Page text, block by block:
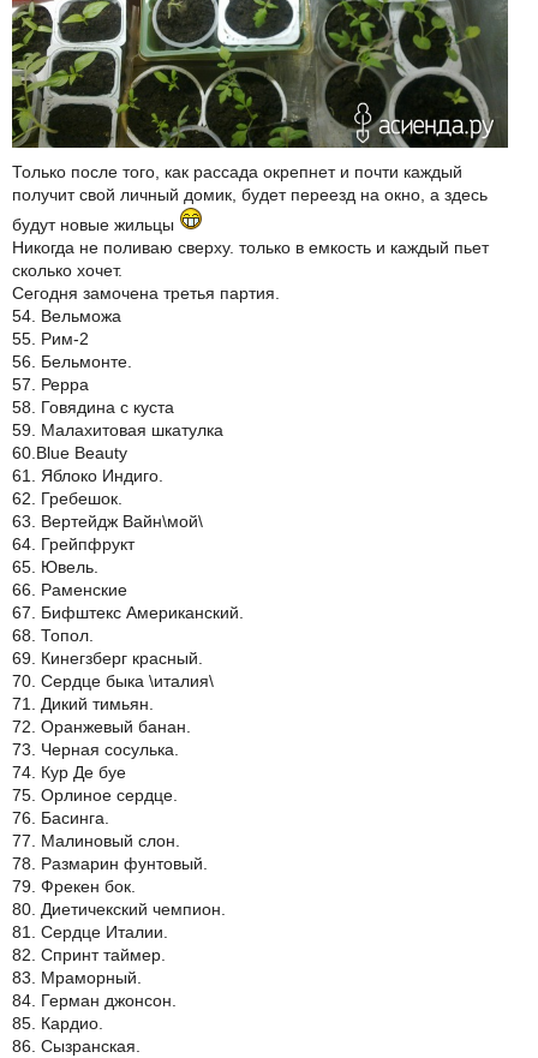
Только после того, как рассада окрепнет и почти каждый
получит свой личный домик, будет переезд на окно, а здесь
будут новые жильцы
Никогда не поливаю сверху. только в емкость и каждый пьет
сколько хочет.
Сегодня замочена третья партия.
54. Вельможа
55. Рим-2
56. Бельмонте.
57. Рерра
58. Говядина с куста
59. Малахитовая шкатулка
60.Blue Beauty
61. Яблоко Индиго.
62. Гребешок.
63. Вертейдж Вайн\мой\
64. Грейпфрукт
65. Ювель.
66. Раменские
67. Бифштекс Американский.
68. Топол.
69. Кинегзберг красный.
70. Сердце быка \италия\
71. Дикий тимьян.
72. Оранжевый банан.
73. Черная сосулька.
74. Кур Де буе
75. Орлиное сердце.
76. Басинга.
77. Малиновый слон.
78. Размарин фунтовый.
79. Фрекен бок.
80. Диетичекский чемпион.
81. Сердце Италии.
82. Спринт таймер.
83. Мраморный.
84. Герман джонсон.
85. Кардио.
86. Сызранская.